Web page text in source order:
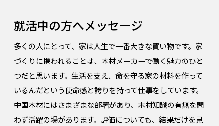
就活中の方へメッセージ
多くの人にとって、家は人生で一番大きな買い物です。家
づくりに携われることは、木材メーカーで働く魅力のひと
つだと思います。生活を支え、命を守る家の材料を作って
いるんだという使命感と誇りを持って仕事をしています。
中国木材にはさまざまな部署があり、木材知識の有無を問
わず活躍の場があります。評価についても、結果だけを見